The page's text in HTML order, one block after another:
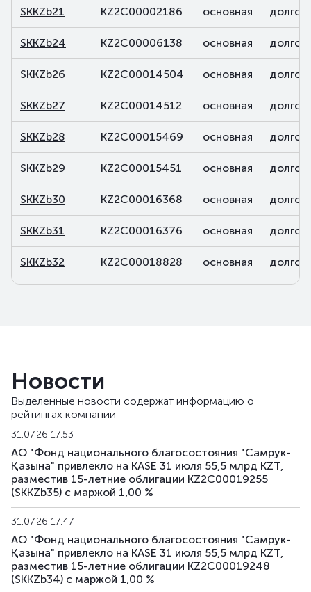
SKKZb21 KZ2C00002186 основная
SKKZb24 KZ2C00006138 основная
SKKZb26 KZ2C00014504 основная
SKKZb27 KZ2C00014512 основная
SKKZb28 KZ2C00015469 основная
SKKZb29 KZ2C00015451 основная
SKKZb30 KZ2C00016368 основная
SKKZb31 KZ2C00016376 основная
SKKZb32 KZ2C00018828 основная
XS2399149694
US84612WAA18
Новости
Выделенные новости содержат информацию о
рейтингах компании
31.07.26 17:53
АО "Фонд национального благосостояния "Самрук-
Қазына" привлекло на KASE 31 июля 55,5 млрд KZT,
разместив 15-летние облигации KZ2C00019255
(SKKZb35) с маржой 1,00 %
31.07.26 17:47
АО "Фонд национального благосостояния "Самрук-
Қазына" привлекло на KASE 31 июля 55,5 млрд KZT,
разместив 15-летние облигации KZ2C00019248
(SKKZb34) с маржой 1,00 %